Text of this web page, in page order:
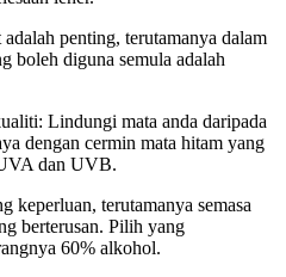
penting, terutamanya dalam
boleh diguna semula adalah
Lindungi mata anda daripada
dengan cermin mata hitam yang
dan UVB.
keperluan, terutamanya semasa
berterusan. Pilih yang
60% alkohol.